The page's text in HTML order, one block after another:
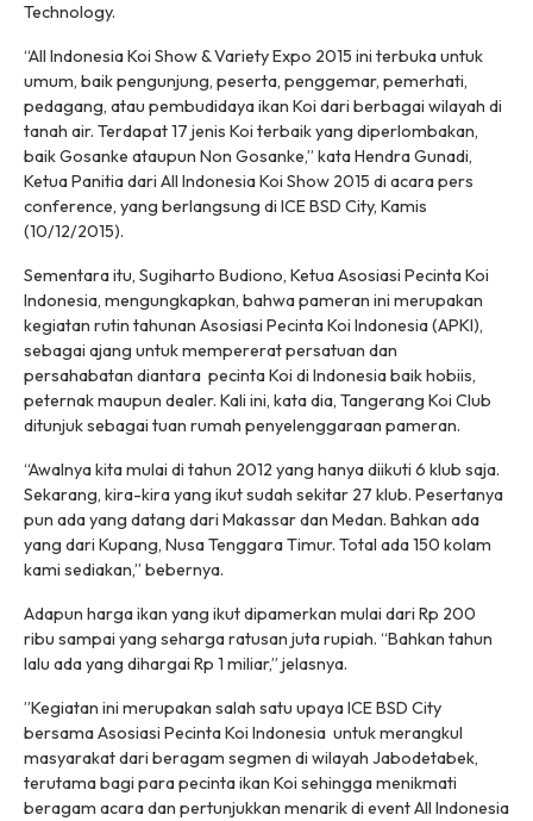
Technology.
“All Indonesia Koi Show & Variety Expo 2015 ini terbuka untuk
umum, baik pengunjung, peserta, penggemar, pemerhati,
pedagang, atau pembudidaya ikan Koi dari berbagai wilayah di
tanah air. Terdapat 17 jenis Koi terbaik yang diperlombakan,
baik Gosanke ataupun Non Gosanke,” kata Hendra Gunadi,
Ketua Panitia dari All Indonesia Koi Show 2015 di acara pers
conference, yang berlangsung di ICE BSD City, Kamis
(10/12/2015).
Sementara itu, Sugiharto Budiono, Ketua Asosiasi Pecinta Koi
Indonesia, mengungkapkan, bahwa pameran ini merupakan
kegiatan rutin tahunan Asosiasi Pecinta Koi Indonesia (APKI),
sebagai ajang untuk mempererat persatuan dan
persahabatan diantara pecinta Koi di Indonesia baik hobiis,
peternak maupun dealer. Kali ini, kata dia, Tangerang Koi Club
ditunjuk sebagai tuan rumah penyelenggaraan pameran.
“Awalnya kita mulai di tahun 2012 yang hanya diikuti 6 klub saja.
Sekarang, kira-kira yang ikut sudah sekitar 27 klub. Pesertanya
pun ada yang datang dari Makassar dan Medan. Bahkan ada
yang dari Kupang, Nusa Tenggara Timur. Total ada 150 kolam
kami sediakan,” bebernya.
Adapun harga ikan yang ikut dipamerkan mulai dari Rp 200
ribu sampai yang seharga ratusan juta rupiah. “Bahkan tahun
lalu ada yang dihargai Rp 1 miliar,” jelasnya.
”Kegiatan ini merupakan salah satu upaya ICE BSD City
bersama Asosiasi Pecinta Koi Indonesia untuk merangkul
masyarakat dari beragam segmen di wilayah Jabodetabek,
terutama bagi para pecinta ikan Koi sehingga menikmati
beragam acara dan pertunjukkan menarik di event All Indonesia